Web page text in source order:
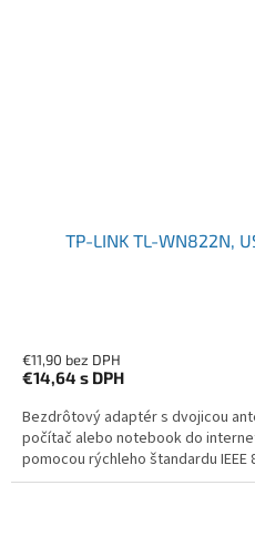
TP-LINK TL-WN822N,
€11,90 bez DPH
€14,64 s DPH
Bezdrôtový adaptér s dvojicou
počítač alebo notebook do
pomocou rýchleho štandardu IEEE